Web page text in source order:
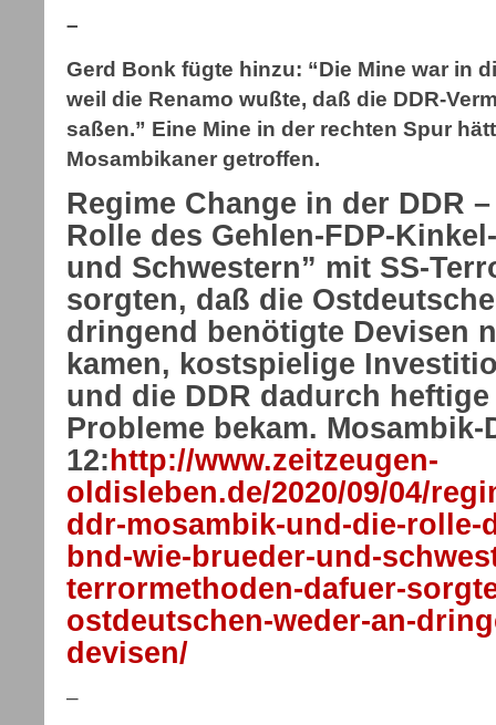
–
Gerd Bonk fügte hinzu: “Die Mine war in
weil die Renamo wußte, daß die DDR-
saßen.” Eine Mine in der rechten Spur
Mosambikaner getroffen.
Regime Change in der DDR
Rolle des Gehlen-FDP-
und Schwestern” mit SS-
sorgten, daß die
dringend benötigte Devisen
kamen, kostspielige
und die DDR dadurch
Probleme bekam. Mosambik-
12: http://www.zeitzeugen-
oldisleben.de/2020/09/04/
ddr-mosambik-und-die-rolle-
bnd-wie-brueder-und-
terrormethoden-dafuer-
ostdeutschen-weder-an-
devisen/
–